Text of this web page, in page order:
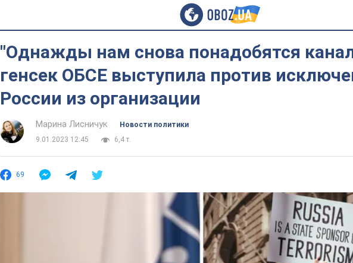
"Однажды нам снова понадобятся
генсек ОБСЕ выступила против
России из организации
Марина Лисничук
Новости политики
9.01.2023 12:45
6,4 т.
69